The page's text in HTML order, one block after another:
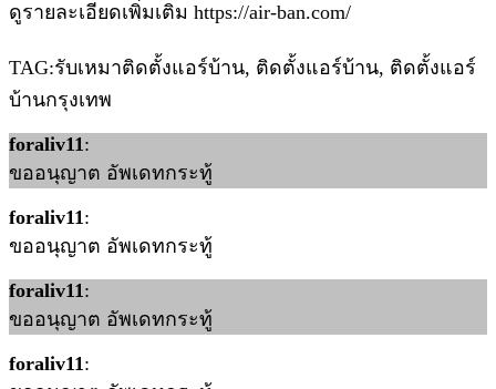
ดูรายละเอียดเพิ่มเติม https://air-ban.com/
TAG:รับเหมาติดตั้งแอร์บ้าน, ติดตั้งแอร์บ้าน, ติดตั้งแอร์
บ้านกรุงเทพ
foraliv11:
ขออนุญาต อัพเดทกระทู้
foraliv11:
ขออนุญาต อัพเดทกระทู้
foraliv11:
ขออนุญาต อัพเดทกระทู้
foraliv11: